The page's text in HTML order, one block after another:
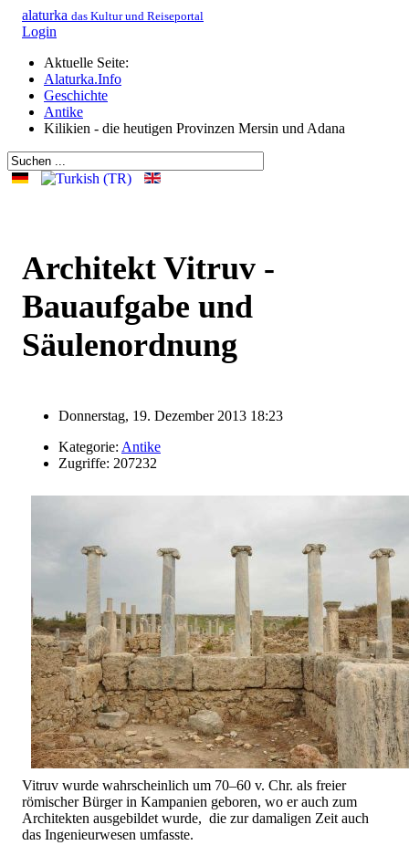
alaturka das Kultur und Reiseportal
Login
Aktuelle Seite:
Alaturka.Info
Geschichte
Antike
Kilikien - die heutigen Provinzen Mersin und Adana
Architekt Vitruv -
Bauaufgabe und
Säulenordnung
Donnerstag, 19. Dezember 2013 18:23
Kategorie: Antike
Zugriffe: 207232
Vitruv wurde wahrscheinlich um 70–60 v. Chr. als freier
römischer Bürger in Kampanien geboren, wo er auch zum
Architekten ausgebildet wurde, die zur damaligen Zeit auch
das Ingenieurwesen umfasste.